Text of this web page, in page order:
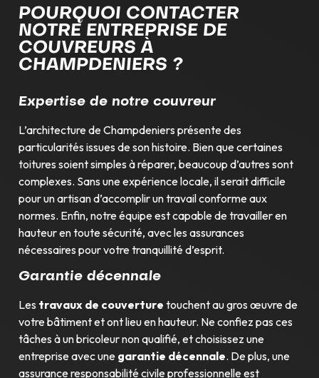
POURQUOI CONTACTER
NOTRE ENTREPRISE DE
COUVREURS À
CHAMPDENIERS ?
Expertise de notre couvreur
L’architecture de Champdeniers présente des
particularités issues de son histoire. Bien que certaines
toitures soient simples à réparer, beaucoup d’autres sont
complexes. Sans une expérience locale, il serait difficile
pour un artisan d’accomplir un travail conforme aux
normes. Enfin, notre équipe est capable de travailler en
hauteur en toute sécurité, avec les assurances
nécessaires pour votre tranquillité d’esprit.
Garantie décennale
Les travaux de couverture touchent au gros œuvre de
votre bâtiment et ont lieu en hauteur. Ne confiez pas ces
tâches à un bricoleur non qualifié, et choisissez une
entreprise avec une garantie décennale. De plus, une
assurance responsabilité civile professionnelle est